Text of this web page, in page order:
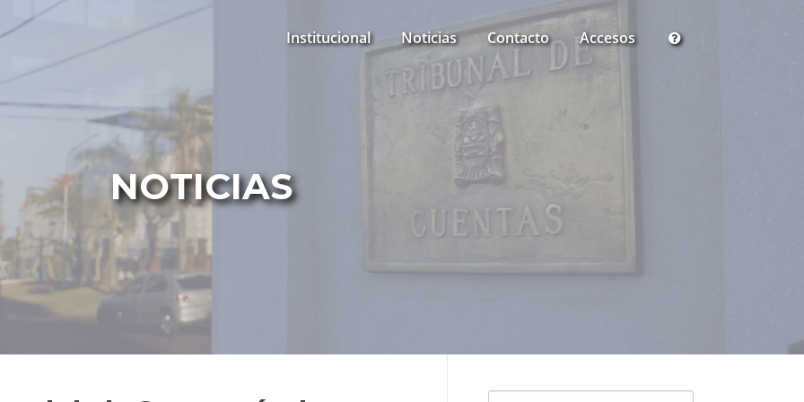
Institucional Noticias Contacto Accesos
NOTICIAS